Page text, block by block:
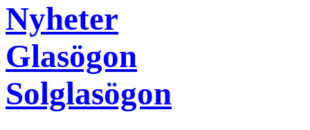
Nyheter
Glasögon
Solglasögon